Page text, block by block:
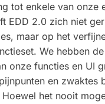
tot enkele van onze
EDD 2.0 zich niet
maar op het
We hebben
onze functies en UI
en zwaktes
het nooit